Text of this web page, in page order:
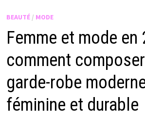
BEAUTÉ/ MODE
Femme et mode en
comment
garde-robe
féminine et durable